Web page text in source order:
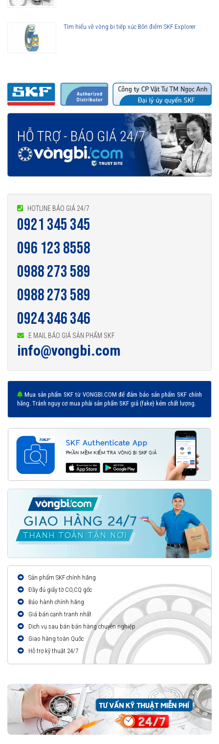
Tìm hiểu về vòng bi tiếp xúc Bốn điểm SKF Explorer
HOTLINE BÁO GIÁ 24/7
0921 345 345
096 123 8558
0988 273 589
0988 273 589
0924 346 346
E MAIL BÁO GIÁ SẢN PHẨM SKF
info@vongbi.com
Mua sản phẩm SKF từ VONGBI.COM để đảm bảo sản phẩm SKF chính
hãng. Tránh nguy cơ mua phải sản phẩm SKF giả (fake) kém chất lượng.
Sản phẩm SKF chính hãng
Đầy đủ giấy tờ CO,CQ gốc
Bảo hành chính hãng
Giá bán cạnh tranh nhất
Dịch vụ sau bán bán hàng chuyên nghiệp
Giao hàng toàn Quốc
Hỗ trợ kỹ thuật 24/7